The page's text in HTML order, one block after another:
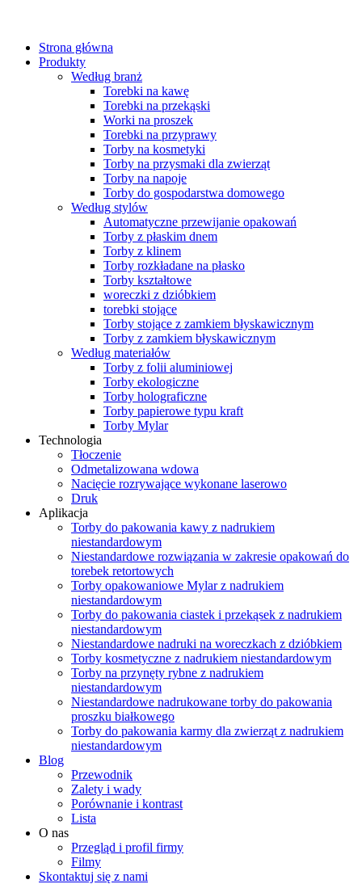
Strona główna
Produkty
Według branż
Torebki na kawę
Torebki na przekąski
Worki na proszek
Torebki na przyprawy
Torby na kosmetyki
Torby na przysmaki dla zwierząt
Torby na napoje
Torby do gospodarstwa domowego
Według stylów
Automatyczne przewijanie opakowań
Torby z płaskim dnem
Torby z klinem
Torby rozkładane na płasko
Torby kształtowe
woreczki z dzióbkiem
torebki stojące
Torby stojące z zamkiem błyskawicznym
Torby z zamkiem błyskawicznym
Według materiałów
Torby z folii aluminiowej
Torby ekologiczne
Torby holograficzne
Torby papierowe typu kraft
Torby Mylar
Technologia
Tłoczenie
Odmetalizowana wdowa
Nacięcie rozrywające wykonane laserowo
Druk
Aplikacja
Torby do pakowania kawy z nadrukiem
niestandardowym
Niestandardowe rozwiązania w zakresie opakowań do
torebek retortowych
Torby opakowaniowe Mylar z nadrukiem
niestandardowym
Torby do pakowania ciastek i przekąsek z nadrukiem
niestandardowym
Niestandardowe nadruki na woreczkach z dzióbkiem
Torby kosmetyczne z nadrukiem niestandardowym
Torby na przynęty rybne z nadrukiem
niestandardowym
Niestandardowe nadrukowane torby do pakowania
proszku białkowego
Torby do pakowania karmy dla zwierząt z nadrukiem
niestandardowym
Blog
Przewodnik
Zalety i wady
Porównanie i kontrast
Lista
O nas
Przegląd i profil firmy
Filmy
Skontaktuj się z nami